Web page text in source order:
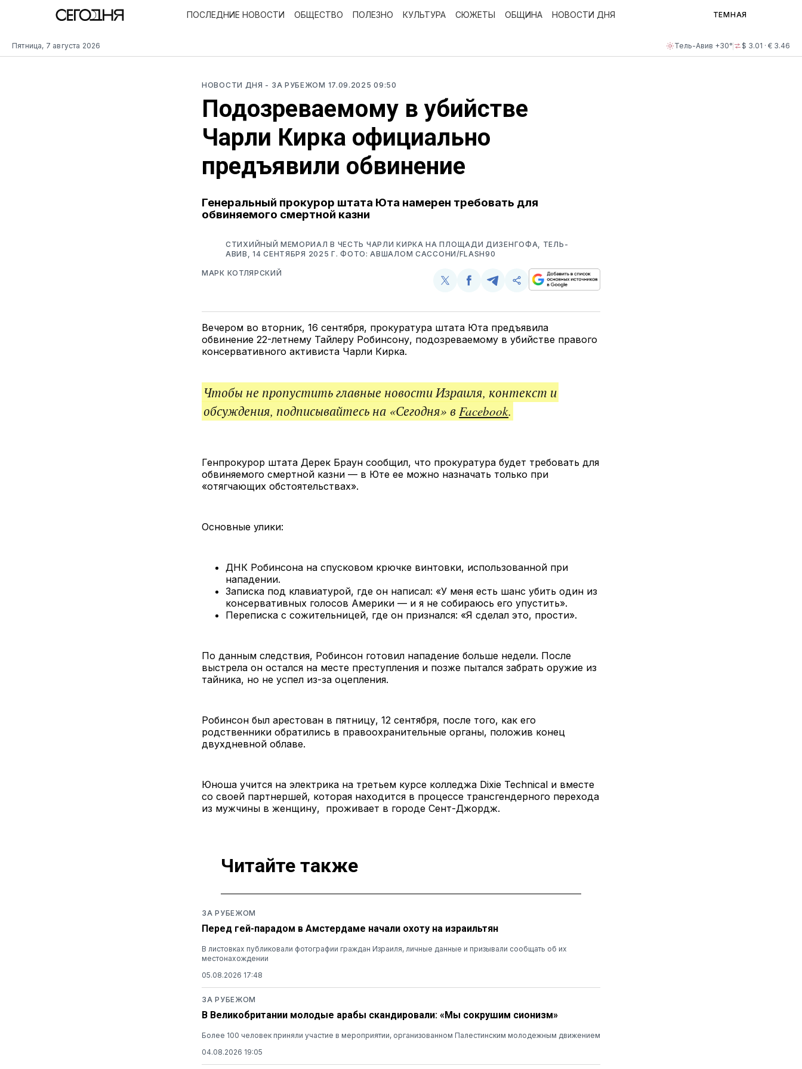
Пятница, 7 августа 2026 Тель-Авив +30° $ 3.01 · € 3.46
ПОСЛЕДНИЕ НОВОСТИ ОБЩЕСТВО ПОЛЕЗНО КУЛЬТУРА СЮЖЕТЫ ОБЩИНА НОВОСТИ ДНЯ ТЕМНАЯ
НОВОСТИ ДНЯ - ЗА РУБЕЖОМ 17.09.2025 09:50
Подозреваемому в убийстве
Чарли Кирка официально
предъявили обвинение
Генеральный прокурор штата Юта намерен требовать для
обвиняемого смертной казни
СТИХИЙНЫЙ МЕМОРИАЛ В ЧЕСТЬ ЧАРЛИ КИРКА НА ПЛОЩАДИ ДИЗЕНГОФА, ТЕЛЬ-
АВИВ, 14 СЕНТЯБРЯ 2025 Г. ФОТО: АВШАЛОМ САССОНИ/FLASH90
МАРК КОТЛЯРСКИЙ
Поделиться
Twitter
Поделиться
Facebook
Поделиться
Telegram
Скопируйте
поделитесь
Вечером во вторник, 16 сентября, прокуратура штата Юта предъявила
обвинение 22-летнему Тайлеру Робинсону, подозреваемому в убийстве правого
консервативного активиста Чарли Кирка.
Чтобы не пропустить главные новости Израиля, контекст и
обсуждения, подписывайтесь на «Сегодня» вFacebook.
Генпрокурор штата Дерек Браун сообщил, что прокуратура будет требовать для
обвиняемого смертной казни — в Юте ее можно назначать только при
«отягчающих обстоятельствах».
Основные улики:
ДНК Робинсона на спусковом крючке винтовки, использованной при
нападении.
Записка под клавиатурой, где он написал: «У меня есть шанс убить один из
консервативных голосов Америки — и я не собираюсь его упустить».
Переписка с сожительницей, где он признался: «Я сделал это, прости».
По данным следствия, Робинсон готовил нападение больше недели. После
выстрела он остался на месте преступления и позже пытался забрать оружие из
тайника, но не успел из-за оцепления.
Робинсон был арестован в пятницу, 12 сентября, после того, как его
родственники обратились в правоохранительные органы, положив конец
двухдневной облаве.
Юноша учится на электрика на третьем курсе колледжа Dixie Technical и вместе
со своей партнершей, которая находится в процессе трансгендерного перехода
из мужчины в женщину, проживает в городе Сент-Джордж.
Читайте также
ЗА РУБЕЖОМ
Перед гей-парадом в Амстердаме начали охоту на израильтян
В листовках публиковали фотографии граждан Израиля, личные данные и призывали сообщать об их
местонахождении
05.08.2026 17:48
ЗА РУБЕЖОМ
В Великобритании молодые арабы скандировали: «Мы сокрушим сионизм»
Более 100 человек приняли участие в мероприятии, организованном Палестинским молодежным движением
04.08.2026 19:05